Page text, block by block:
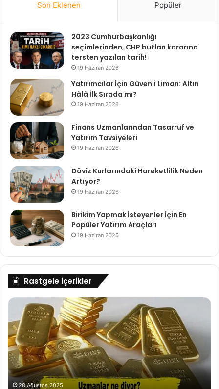
Son Eklenen Popüler
2023 Cumhurbaşkanlığı
seçimlerinden, CHP butlan kararına
tersten yazılan tarih!
19 Haziran 2026
Yatırımcılar İçin Güvenli Liman: Altın
Hâlâ İlk Sırada mı?
19 Haziran 2026
Finans Uzmanlarından Tasarruf ve
Yatırım Tavsiyeleri
19 Haziran 2026
Döviz Kurlarındaki Hareketlilik Neden
Artıyor?
19 Haziran 2026
Birikim Yapmak İsteyenler İçin En
Popüler Yatırım Araçları
19 Haziran 2026
Rastgele içerikler
Ekonomide
Kıymetli
Madenlerin
Geleceği
28 Ağustos 2025